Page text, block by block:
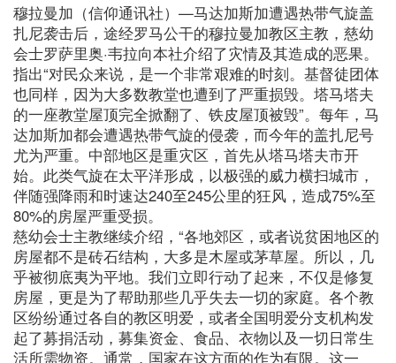
穆拉曼加（信仰通讯社）—马达加斯加遭遇热带气旋盖
扎尼袭击后，途经罗马公干的穆拉曼加教区主教，慈幼
会士罗萨里奥·韦拉向本社介绍了灾情及其造成的恶果。
指出“对民众来说，是一个非常艰难的时刻。基督徒团体
也同样，因为大多数教堂也遭到了严重损毁。塔马塔夫
的一座教堂屋顶完全掀翻了、铁皮屋顶被毁”。每年，马
达加斯加都会遭遇热带气旋的侵袭，而今年的盖扎尼号
尤为严重。中部地区是重灾区，首先从塔马塔夫市开
始。此类气旋在太平洋形成，以极强的威力横扫城市，
伴随强降雨和时速达240至245公里的狂风，造成75%至
80%的房屋严重受损。
慈幼会士主教继续介绍，“各地郊区，或者说贫困地区的
房屋都不是砖石结构，大多是木屋或茅草屋。所以，几
乎被彻底夷为平地。我们立即行动了起来，不仅是修复
房屋，更是为了帮助那些几乎失去一切的家庭。各个教
区纷纷通过各自的教区明爱，或者全国明爱分支机构发
起了募捐活动，募集资金、食品、衣物以及一切日常生
活所需物资。通常，国家在这方面的作为有限。这一